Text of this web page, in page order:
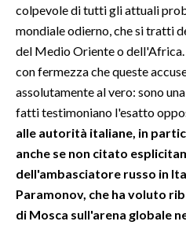
SPETTACOLI
SARDEGNA TURISMO
SARDI NEL MONDO
NOTIZIE
colpevole di tutti gli attuali
mondiale odierno, che si tratti
del Medio Oriente o
con fermezza che queste
assolutamente al vero: sono
fatti testimoniano l'esatto
alle autorità italiane, in
anche se non citato
dell'ambasciatore russo in
Paramonov, che ha voluto
di Mosca sull'arena globale